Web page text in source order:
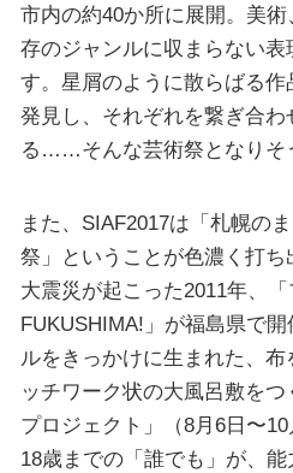
市内の約40か所に展開。美
存のジャンルに収まらない表
す。星屑のように散らばる
発見し、それぞれを繋ぎ合わ
る……そんな芸術祭となりそ
また、SIAF2017は「札幌の
祭」ということが色濃く打
大震災が起こった2011年、「
FUKUSHIMA!」が福島県で
ルをきっかけに生まれた、
ッチワーク状の大風呂敷を
プロジェクト」（8月6日〜
18歳までの「誰でも」が、